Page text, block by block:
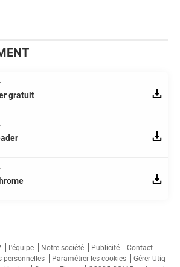
gratuit
L'équipe Notre société Publicité
Contact
personnelles Paramétrer les cookies
Gérer Utiq